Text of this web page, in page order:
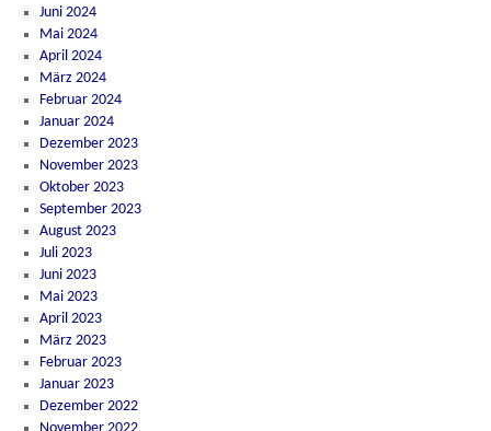
Juni 2024
Mai 2024
April 2024
März 2024
Februar 2024
Januar 2024
Dezember 2023
November 2023
Oktober 2023
September 2023
August 2023
Juli 2023
Juni 2023
Mai 2023
April 2023
März 2023
Februar 2023
Januar 2023
Dezember 2022